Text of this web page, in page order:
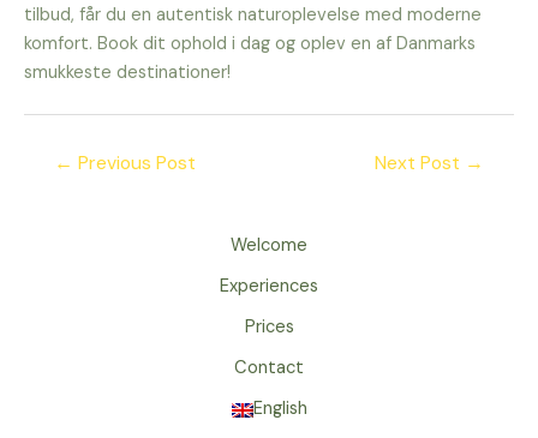
tilbud, får du en autentisk naturoplevelse med moderne
komfort. Book dit ophold i dag og oplev en af Danmarks
smukkeste destinationer!
← Previous Post Next Post →
Welcome
Experiences
Prices
Contact
English